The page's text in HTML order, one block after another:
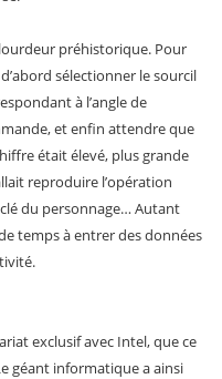
préhistorique. Pour
sélectionner le sourcil
à l’angle de
et enfin attendre que
était élevé, plus grande
reproduire l’opération
du personnage… Autant
temps à entrer des données
exclusif avec Intel, que ce
géant informatique a ainsi